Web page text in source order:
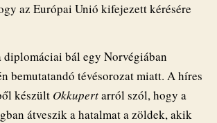
az Európai Unió kifejezett kérésére
bál egy Norvégiában
bemutatandó tévésorozat miatt. A híres
készült Okkupertarról szól, hogy a
átveszik a hatalmat a zöldek, akik